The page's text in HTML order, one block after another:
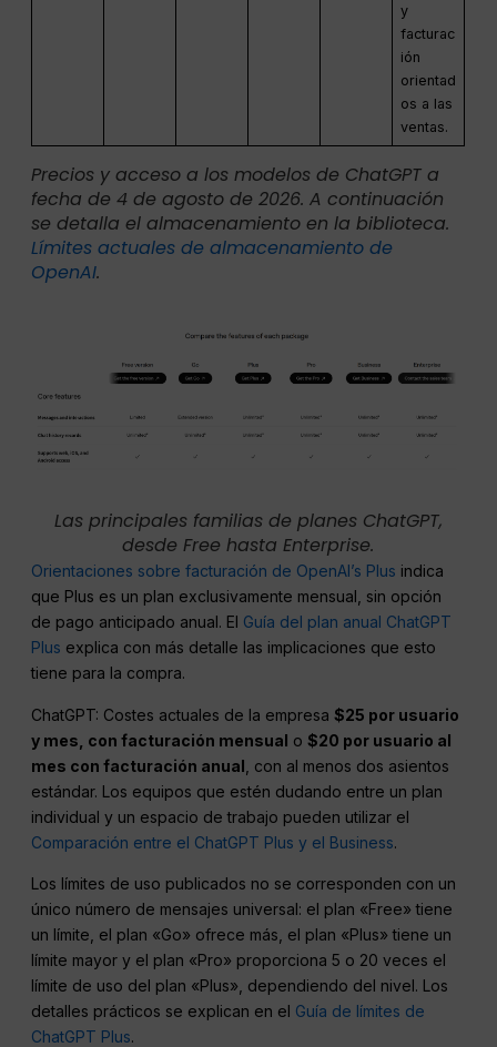
y
facturac
ión
orientad
os a las
ventas.
Precios y acceso a los modelos de ChatGPT a
fecha de 4 de agosto de 2026. A continuación
se detalla el almacenamiento en la biblioteca.
Límites actuales de almacenamiento de
OpenAI.
Las principales familias de planes ChatGPT,
desde Free hasta Enterprise.
Orientaciones sobre facturación de OpenAI’s Plus indica
que Plus es un plan exclusivamente mensual, sin opción
de pago anticipado anual. El Guía del plan anual ChatGPT
Plus explica con más detalle las implicaciones que esto
tiene para la compra.
ChatGPT: Costes actuales de la empresa$25 por usuario
y mes, con facturación mensual o$20 por usuario al
mes con facturación anual , con al menos dos asientos
estándar. Los equipos que estén dudando entre un plan
individual y un espacio de trabajo pueden utilizar el
Comparación entre el ChatGPT Plus y el Business.
Los límites de uso publicados no se corresponden con un
único número de mensajes universal: el plan «Free» tiene
un límite, el plan «Go» ofrece más, el plan «Plus» tiene un
límite mayor y el plan «Pro» proporciona 5 o 20 veces el
límite de uso del plan «Plus», dependiendo del nivel. Los
detalles prácticos se explican en el Guía de límites de
ChatGPT Plus.